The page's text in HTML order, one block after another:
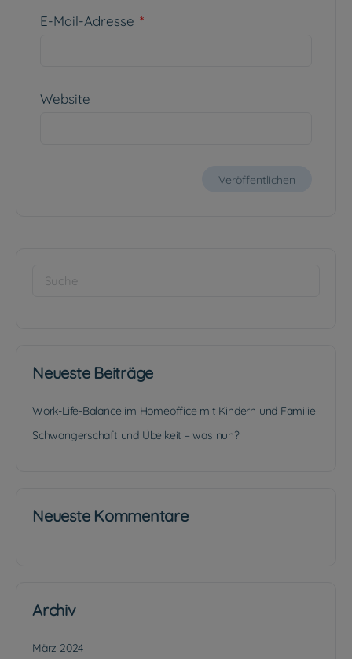
E-Mail-Adresse *
Website
Suche
Neueste Beiträge
Work-Life-Balance im Homeoffice mit Kindern und Familie
Schwangerschaft und Übelkeit – was nun?
Neueste Kommentare
Archiv
März 2024